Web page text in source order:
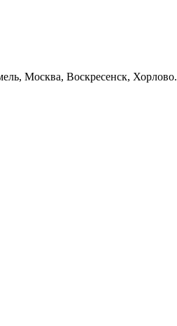
Москва, Воскресенск, Хорлово.